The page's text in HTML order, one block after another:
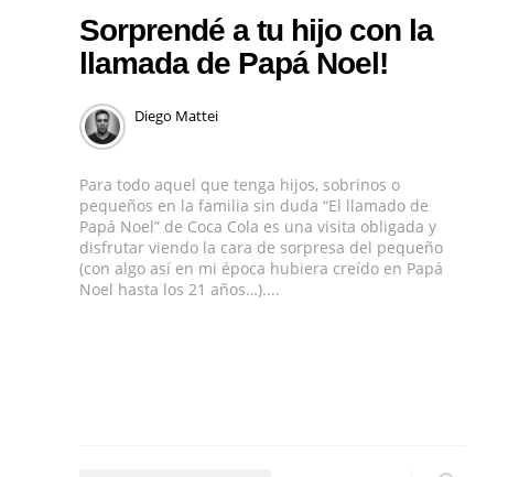
Sorprendé a tu hijo con la
llamada de Papá Noel!
Diego Mattei
Para todo aquel que tenga hijos, sobrinos o
pequeños en la familia sin duda “El llamado de
Papá Noel” de Coca Cola es una visita obligada y
disfrutar viendo la cara de sorpresa del pequeño
(con algo así en mi época hubiera creído en Papá
Noel hasta los 21 años…)....